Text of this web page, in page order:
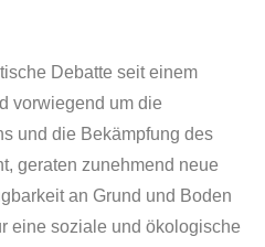
Debatte seit einem
vorwiegend um die
und die Bekämpfung des
geraten zunehmend neue
an Grund und Boden
eine soziale und ökologische